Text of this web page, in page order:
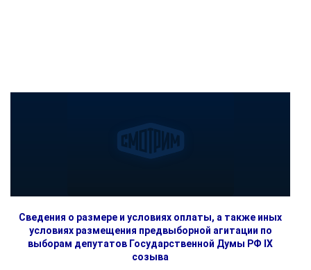
Сведения о размере и условиях оплаты, а также иных
условиях размещения предвыборной агитации по
выборам депутатов Государственной Думы РФ IX
созыва